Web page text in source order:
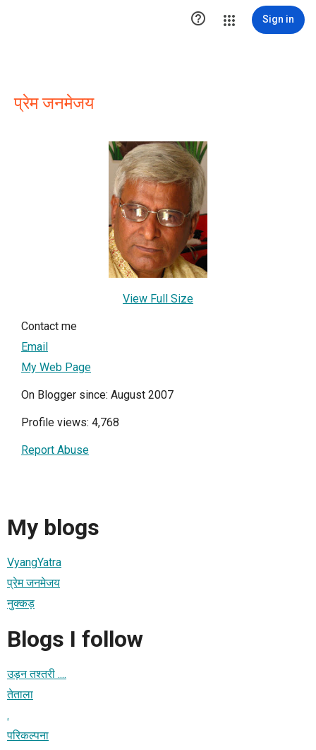
 Sign in
प्रेम जनमेजय
View Full Size
Contact me
Email
My Web Page
On Blogger since: August 2007
Profile views: 4,768
Report Abuse
My blogs
VyangYatra
प्रेम जनमेजय
नुक्कड़
Blogs I follow
उड़न तश्तरी ....
तेताला
.
परिकल्पना